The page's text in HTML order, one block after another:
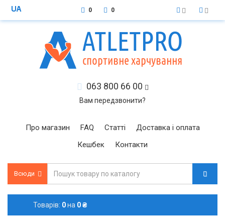
0 0
063 800 66 00
Вам передзвонити?
Про магазин FAQ Статті
Доставка і оплата
Кешбек
Контакти
Всюди
Товарів: 0на 0 ₴